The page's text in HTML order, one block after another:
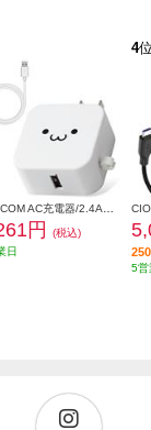
円
(税込)
日
4
5営